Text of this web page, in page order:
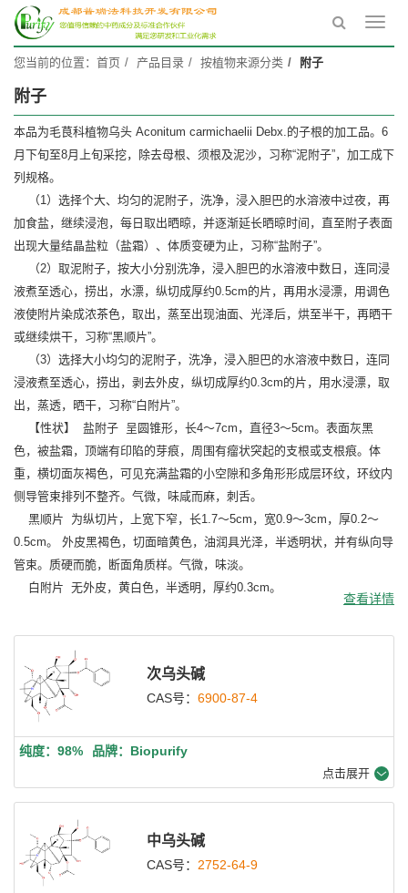
您当前的位置： 首页 产品目录 按植物来源分类 附子
附子
本品为毛茛科植物乌头 Aconitum carmichaelii Debx.的子根的加工品。6
月下旬至8月上旬采挖，除去母根、须根及泥沙，习称“泥附子”，加工成下
列规格。
（1）选择个大、均匀的泥附子，洗净，浸入胆巴的水溶液中过夜，再
加食盐，继续浸泡，每日取出晒晾，并逐渐延长晒晾时间，直至附子表面
出现大量结晶盐粒（盐霜）、体质变硬为止，习称“盐附子”。
（2）取泥附子，按大小分别洗净，浸入胆巴的水溶液中数日，连同浸
液煮至透心，捞出，水漂，纵切成厚约0.5cm的片，再用水浸漂，用调色
液使附片染成浓茶色，取出，蒸至出现油面、光泽后，烘至半干，再晒干
或继续烘干，习称“黑顺片”。
（3）选择大小均匀的泥附子，洗净，浸入胆巴的水溶液中数日，连同
浸液煮至透心，捞出，剥去外皮，纵切成厚约0.3cm的片，用水浸漂，取
出，蒸透，晒干，习称“白附片”。
【性状】 盐附子 呈圆锥形，长4～7cm，直径3～5cm。表面灰黑
色，被盐霜，顶端有印陷的芽痕，周围有瘤状突起的支根或支根痕。体
重，横切面灰褐色，可见充满盐霜的小空隙和多角形形成层环纹，环纹内
侧导管束排列不整齐。气微，味咸而麻，刺舌。
黑顺片 为纵切片，上宽下窄，长1.7～5cm，宽0.9～3cm，厚0.2～
0.5cm。 外皮黑褐色，切面暗黄色，油润具光泽，半透明状，并有纵向导
管束。质硬而脆，断面角质样。气微，味淡。
白附片 无外皮，黄白色，半透明，厚约0.3cm。
查看详情
次乌头碱
CAS号： 6900-87-4
纯度：98% 品牌：Biopurify
点击展开
中乌头碱
CAS号： 2752-64-9